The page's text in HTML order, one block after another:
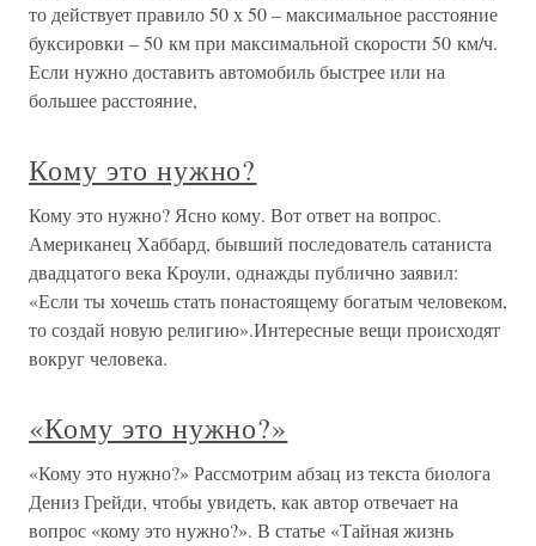
то действует правило 50 х 50 – максимальное расстояние
буксировки – 50 км при максимальной скорости 50 км/ч.
Если нужно доставить автомобиль быстрее или на
большее расстояние,
Кому это нужно?
Кому это нужно? Ясно кому. Вот ответ на вопрос.
Американец Хаббард, бывший последователь сатаниста
двадцатого века Кроули, однажды публично заявил:
«Если ты хочешь стать понастоящему богатым человеком,
то создай новую религию».Интересные вещи происходят
вокруг человека.
«Кому это нужно?»
«Кому это нужно?» Рассмотрим абзац из текста биолога
Дениз Грейди, чтобы увидеть, как автор отвечает на
вопрос «кому это нужно?». В статье «Тайная жизнь